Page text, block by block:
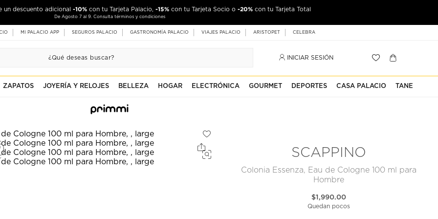
un descuento adicional -10% con tu Tarjeta Palacio, -15% con tu Tarjeta Socio o -20% con tu Tarjeta Total
De Agosto 7 al 9. Consulta términos y condiciones
MI PALACIO APP SEGUROS PALACIO GASTRONOMÍA PALACIO VIAJES PALACIO ARISTOPET CELEBRA
INICIAR SESIÓN
ZAPATOS JOYERÍA Y RELOJES BELLEZA HOGAR ELECTRÓNICA GOURMET DEPORTES CASA PALACIO TANE
SCAPPINO
Colonia Essenza, Eau de Cologne 100 ml para
Hombre
$1,990.00
Quedan pocos